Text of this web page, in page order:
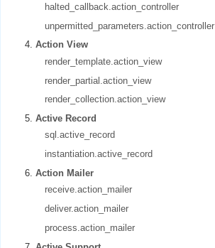
halted_callback.action_controller
unpermitted_parameters.action_controller
Action View
render_template.action_view
render_partial.action_view
render_collection.action_view
Active Record
sql.active_record
instantiation.active_record
Action Mailer
receive.action_mailer
deliver.action_mailer
process.action_mailer